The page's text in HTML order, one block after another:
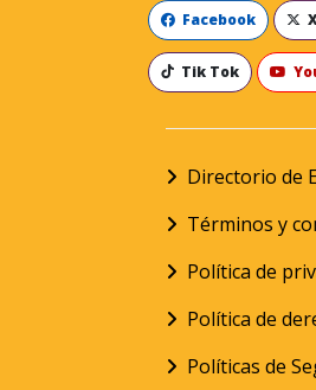
Facebook
Tik Tok
Directorio de
Términos y
Política de
Política de
Políticas de